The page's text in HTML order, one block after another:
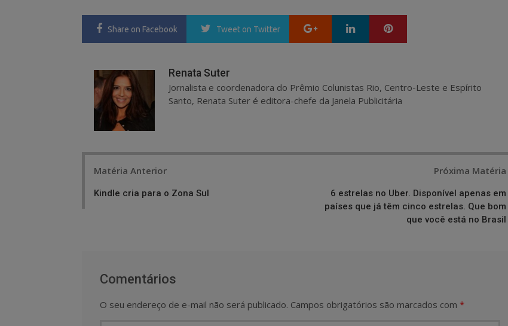
Share on Facebook Tweet on Twitter Google+ LinkedIn
Renata Suter
Jornalista e coordenadora do Prêmio Colunistas Rio, Centro-Leste e Espírito
Santo, Renata Suter é editora-chefe da Janela Publicitária
Matéria Anterior
Kindle cria para o Zona Sul
Próxima Matéria
6 estrelas no Uber. Disponível apenas em
países que já têm cinco estrelas. Que bom
que você está no Brasil
Comentários
O seu endereço de e-mail não será publicado. Campos obrigatórios são marcados com *